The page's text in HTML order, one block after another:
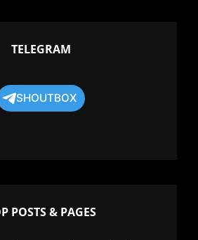
TELEGRAM
SHOUTBOX
POSTS & PAGES